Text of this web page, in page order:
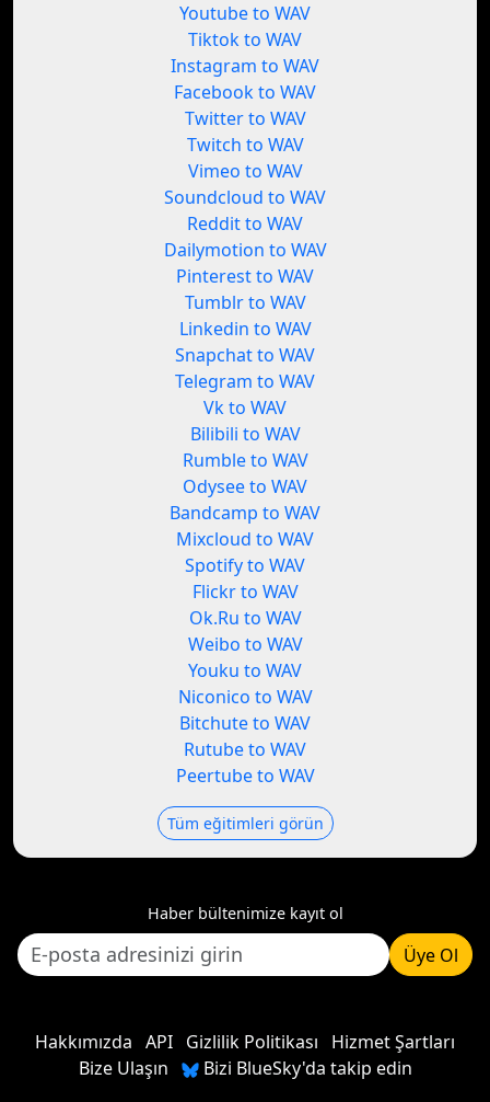
Youtube to WAV
Tiktok to WAV
Instagram to WAV
Facebook to WAV
Twitter to WAV
Twitch to WAV
Vimeo to WAV
Soundcloud to WAV
Reddit to WAV
Dailymotion to WAV
Pinterest to WAV
Tumblr to WAV
Linkedin to WAV
Snapchat to WAV
Telegram to WAV
Vk to WAV
Bilibili to WAV
Rumble to WAV
Odysee to WAV
Bandcamp to WAV
Mixcloud to WAV
Spotify to WAV
Flickr to WAV
Ok.Ru to WAV
Weibo to WAV
Youku to WAV
Niconico to WAV
Bitchute to WAV
Rutube to WAV
Peertube to WAV
Tüm eğitimleri görün
Haber bültenimize kayıt ol
Üye Ol
Hakkımızda API Gizlilik Politikası
Hizmet Şartları
Bize Ulaşın
Bizi BlueSky'da takip edin